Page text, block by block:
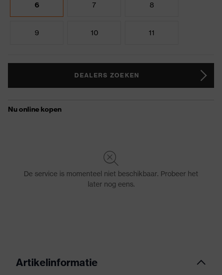
6 7 8
9 10 11
DEALERS ZOEKEN
Artikelinformatie